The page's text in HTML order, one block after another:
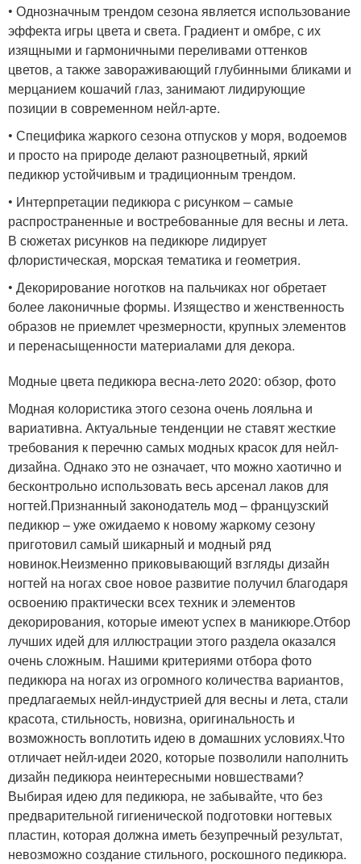
• Однозначным трендом сезона является использование
эффекта игры цвета и света. Градиент и омбре, с их
изящными и гармоничными переливами оттенков
цветов, а также завораживающий глубинными бликами и
мерцанием кошачий глаз, занимают лидирующие
позиции в современном нейл-арте.
• Специфика жаркого сезона отпусков у моря, водоемов
и просто на природе делают разноцветный, яркий
педикюр устойчивым и традиционным трендом.
• Интерпретации педикюра с рисунком – самые
распространенные и востребованные для весны и лета.
В сюжетах рисунков на педикюре лидирует
флористическая, морская тематика и геометрия.
• Декорирование ноготков на пальчиках ног обретает
более лаконичные формы. Изящество и женственность
образов не приемлет чрезмерности, крупных элементов
и перенасыщенности материалами для декора.
Модные цвета педикюра весна-лето 2020: обзор, фото
Модная колористика этого сезона очень лояльна и
вариативна. Актуальные тенденции не ставят жесткие
требования к перечню самых модных красок для нейл-
дизайна. Однако это не означает, что можно хаотично и
бесконтрольно использовать весь арсенал лаков для
ногтей.Признанный законодатель мод – французский
педикюр – уже ожидаемо к новому жаркому сезону
приготовил самый шикарный и модный ряд
новинок.Неизменно приковывающий взгляды дизайн
ногтей на ногах свое новое развитие получил благодаря
освоению практически всех техник и элементов
декорирования, которые имеют успех в маникюре.Отбор
лучших идей для иллюстрации этого раздела оказался
очень сложным. Нашими критериями отбора фото
педикюра на ногах из огромного количества вариантов,
предлагаемых нейл-индустрией для весны и лета, стали
красота, стильность, новизна, оригинальность и
возможность воплотить идею в домашних условиях.Что
отличает нейл-идеи 2020, которые позволили наполнить
дизайн педикюра неинтересными новшествами?
Выбирая идею для педикюра, не забывайте, что без
предварительной гигиенической подготовки ногтевых
пластин, которая должна иметь безупречный результат,
невозможно создание стильного, роскошного педикюра.